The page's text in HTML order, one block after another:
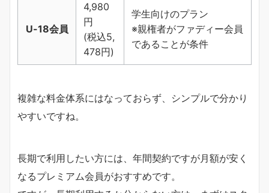
U-18会員
4,980
円
(税込5,
478円)
学生向けのプラン
※親権者がファディー会員
であることが条件
複雑な料金体系にはなっておらず、シンプルで分かり
やすいですね。
長期で利用したい方には、年間契約ですが月額が安く
なるプレミアム会員がおすすめです。